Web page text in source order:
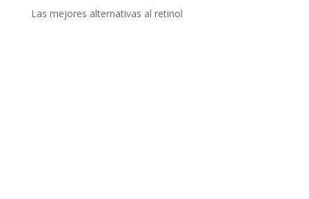
Las mejores alternativas al retinol